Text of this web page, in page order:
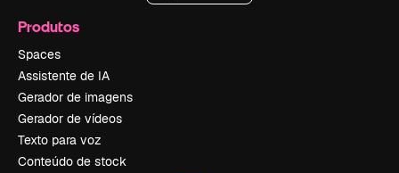
Produtos
Spaces
Assistente de IA
Gerador de imagens
Gerador de vídeos
Texto para voz
Conteúdo de stock